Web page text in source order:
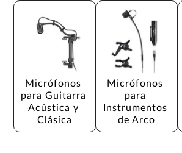
Micrófonos
para Guitarra
Acústica y
Clásica
Micrófonos
para
Instrumentos
de Arco